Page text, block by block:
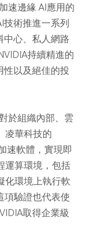
速邊緣 AI應用的
技術推進一系列
中心、私人網路
持續精進的
性以及絕佳的投
於組織內部、雲
凌華科技的
速軟體，實現即
運算環境，包括
化環境上執行軟
項驗證也代表使
取得企業級